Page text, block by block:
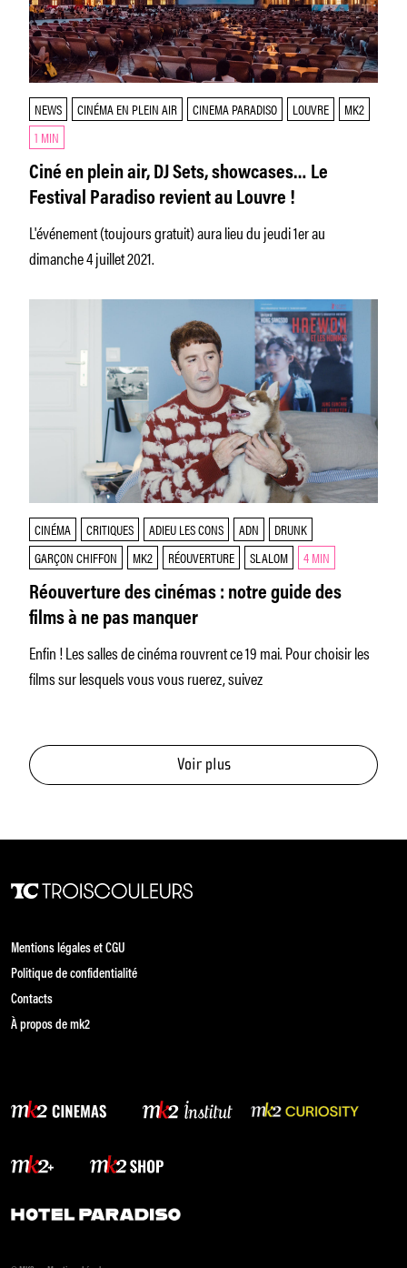
NEWS CINÉMA EN PLEIN AIR CINEMA PARADISO LOUVRE
MK2
1 MIN
Ciné en plein air, DJ Sets, showcases… Le
Festival Paradiso revient au Louvre !
L'événement (toujours gratuit) aura lieu du jeudi 1er au
dimanche 4 juillet 2021.
CINÉMA CRITIQUES ADIEU LES CONS ADN
DRUNK
GARÇON CHIFFON
MK2 RÉOUVERTURE SLALOM 4 MIN
Réouverture des cinémas : notre guide des
films à ne pas manquer
Enfin ! Les salles de cinéma rouvrent ce 19 mai. Pour choisir les
films sur lesquels vous vous ruerez, suivez
Voir plus
Mentions légales et CGU
Politique de confidentialité
Contacts
À propos de mk2